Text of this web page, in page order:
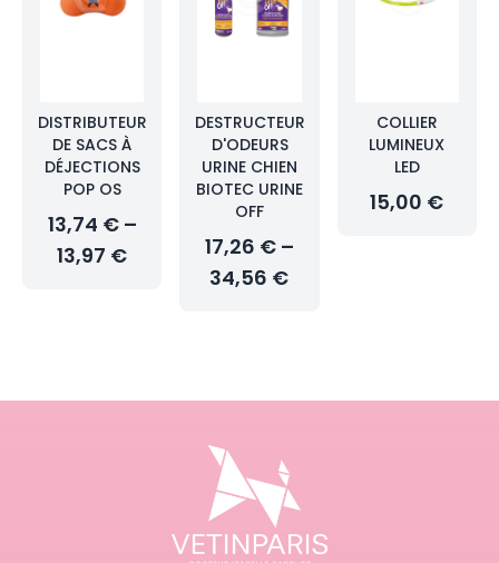
DISTRIBUTEUR
DE SACS À
DÉJECTIONS
POP OS
13,74 € –
13,97 €
DESTRUCTEUR
D'ODEURS
URINE CHIEN
BIOTEC URINE
OFF
17,26 € –
34,56 €
COLLIER
LUMINEUX
LED
15,00 €